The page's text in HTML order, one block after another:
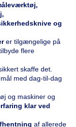
og
rer tilgængelige på
flere
skaffe det.
med dag-til-dag
og maskiner og
klar ved
af allerede